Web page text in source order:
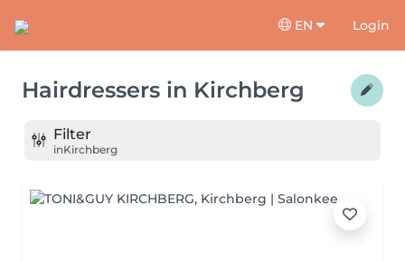
EN Login
Hairdressers in Kirchberg
Filter
inKirchberg